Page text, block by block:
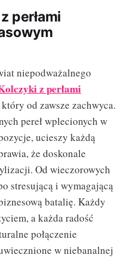
perłami
niepodważalnego
z perłami
od zawsze zachwyca.
pereł wplecionych w
ucieszy każdą
że doskonale
Od wieczorowych
stresującą i wymagającą
batalię. Każdy
a każda radość
połączenie
w niebanalnej